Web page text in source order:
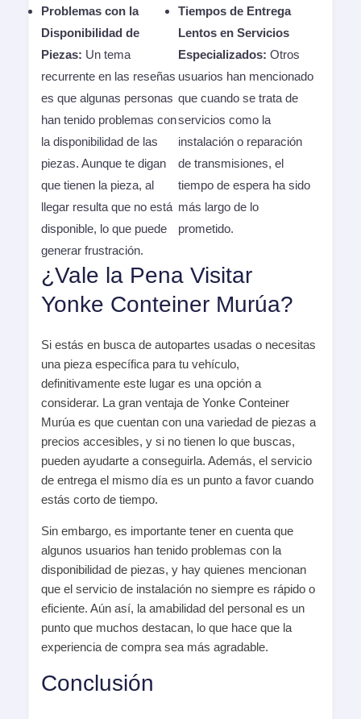
Problemas con la
Disponibilidad de
Piezas: Un tema
recurrente en las reseñas
es que algunas personas
han tenido problemas con
la disponibilidad de las
piezas. Aunque te digan
que tienen la pieza, al
llegar resulta que no está
disponible, lo que puede
generar frustración.
Tiempos de Entrega
Lentos en Servicios
Especializados: Otros
usuarios han mencionado
que cuando se trata de
servicios como la
instalación o reparación
de transmisiones, el
tiempo de espera ha sido
más largo de lo
prometido.
¿Vale la Pena Visitar
Yonke Conteiner Murúa?
Si estás en busca de autopartes usadas o necesitas
una pieza específica para tu vehículo,
definitivamente este lugar es una opción a
considerar. La gran ventaja de Yonke Conteiner
Murúa es que cuentan con una variedad de piezas a
precios accesibles, y si no tienen lo que buscas,
pueden ayudarte a conseguirla. Además, el servicio
de entrega el mismo día es un punto a favor cuando
estás corto de tiempo.
Sin embargo, es importante tener en cuenta que
algunos usuarios han tenido problemas con la
disponibilidad de piezas, y hay quienes mencionan
que el servicio de instalación no siempre es rápido o
eficiente. Aún así, la amabilidad del personal es un
punto que muchos destacan, lo que hace que la
experiencia de compra sea más agradable.
Conclusión